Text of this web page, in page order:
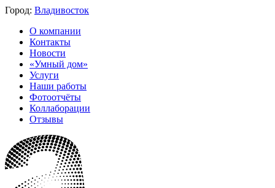
Город: Владивосток
О компании
Контакты
Новости
«Умный дом»
Услуги
Наши работы
Фотоотчёты
Коллаборации
Отзывы